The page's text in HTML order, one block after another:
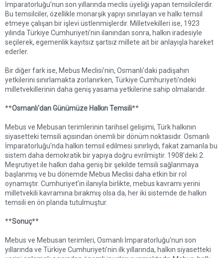
İmparatorluğu’nun son yıllarında meclis üyeliği yapan temsilcilerdir.
Bu temsilciler, özellikle monarşik yapıyı sınırlayan ve halkı temsil
etmeye çalışan bir işlevi üstlenmişlerdir. Milletvekilleri ise, 1923
yılında Türkiye Cumhuriyeti’nin ilanından sonra, halkın iradesiyle
seçilerek, egemenlik kayıtsız şartsız millete ait bir anlayışla hareket
ederler.
Bir diğer fark ise, Mebus Meclisi’nin, Osmanlı'daki padişahın
yetkilerini sınırlamakta zorlanırken, Türkiye Cumhuriyeti'ndeki
milletvekillerinin daha geniş yasama yetkilerine sahip olmalarıdır.
**Osmanlı'dan Günümüze Halkın Temsili**
Mebus ve Mebusan terimlerinin tarihsel gelişimi, Türk halkının
siyasetteki temsili açısından önemli bir dönüm noktasıdır. Osmanlı
İmparatorluğu’nda halkın temsil edilmesi sınırlıydı, fakat zamanla bu
sistem daha demokratik bir yapıya doğru evrilmiştir. 1908’deki 2.
Meşrutiyet ile halkın daha geniş bir şekilde temsili sağlanmaya
başlanmış ve bu dönemde Mebus Meclisi daha etkin bir rol
oynamıştır. Cumhuriyet’in ilanıyla birlikte, mebus kavramı yerini
milletvekili kavramına bırakmış olsa da, her iki sistemde de halkın
temsili en ön planda tutulmuştur.
**Sonuç**
Mebus ve Mebusan terimleri, Osmanlı İmparatorluğu’nun son
yıllarında ve Türkiye Cumhuriyeti’nin ilk yıllarında, halkın siyasetteki